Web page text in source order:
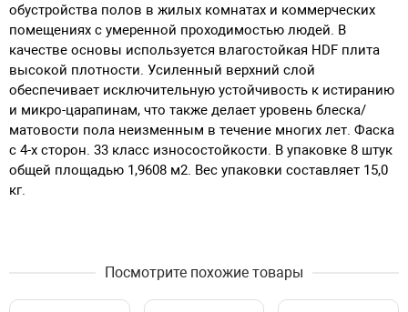
обустройства полов в жилых комнатах и коммерческих
помещениях с умеренной проходимостью людей. В
качестве основы используется влагостойкая HDF плита
высокой плотности. Усиленный верхний слой
обеспечивает исключительную устойчивость к истиранию
и микро-царапинам, что также делает уровень блеска/
матовости пола неизменным в течение многих лет. Фаска
с 4-х сторон. 33 класс износостойкости. В упаковке 8 штук
общей площадью 1,9608 м2. Вес упаковки составляет 15,0
кг.
Посмотрите похожие товары